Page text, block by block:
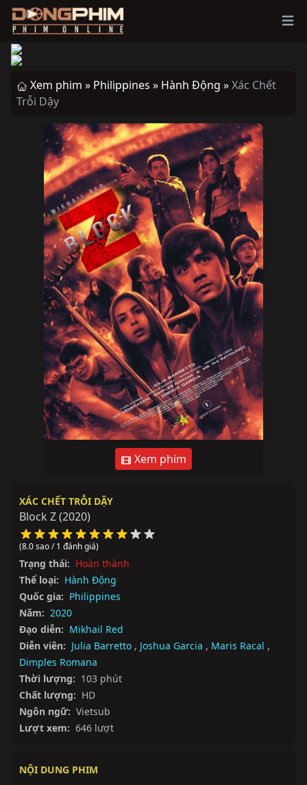
Xem phim » Philippines » Hành Động »Xác Chết
Trỗi Dậy
Xem phim
XÁC CHẾT TRỖI DẬY
Block Z(2020)
(8.0 sao / 1 đánh giá)
Trạng thái: Hoàn thành
Thể loại: Hành Động
Quốc gia: Philippines
Năm: 2020
Đạo diễn: Mikhail Red
Diễn viên: Julia Barretto , Joshua Garcia , Maris Racal ,
Dimples Romana
Thời lượng: 103 phút
Chất lượng: HD
Ngôn ngữ: Vietsub
Lượt xem: 646 lượt
NỘI DUNG PHIM